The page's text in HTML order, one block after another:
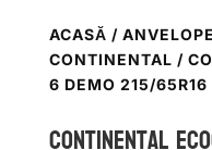
ACASĂ / ANVELOPE
CONTINENTAL /
6 DEMO 215/65R16
Continental